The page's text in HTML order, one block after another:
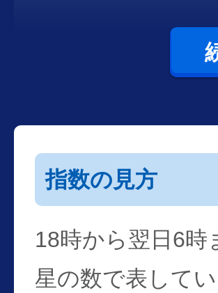
指数の見方
18時から翌日6
星の数で表してい